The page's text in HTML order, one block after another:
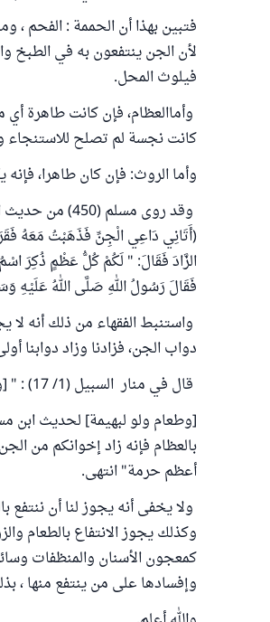
فتبين بهذا أن الحممة : الفحم ،
لأن الجن ينتفعون به في الطبخ
فيلوث المحل.
وأماالعظام، فإن كانت طاهرة
كانت نجسة لم تصلح للاستنجاء
وأما الروث: فإن كان طاهرا،
وقد روى مسلم (450) من حديث ابن مسعود أن النبي صلى الله عليه وسلم قَالَ:
(أَتَانِي دَاعِي الْجِنِّ فَذَهَبْتُ مَعَهُ
الزَّادَ فَقَالَ: " لَكُمْ كُلُّ عَظْمٍ ذُكِرَ
فَقَالَ رَسُولُ اللهِ صَلَّى اللهُ عَلَيْهِ
واستنبط الفقهاء من ذلك أنه لا
دواب الجن، فزادنا وزاد دوابنا
قال في منار السبيل (1/ 17) : " [ويحرم بروث وعظم] لحديث سلمان المتقدم.
[وطعام ولو لبهيمة] لحديث ابن
بالعظام فإنه زاد إخوانكم من
أعظم حرمة" انتهى.
ولا يخفى أنه يجوز لنا أن ننتفع
وكذلك يجوز الانتفاع بالطعام
كمعجون الأسنان والمنظفات
وإفسادها على من ينتفع منها ،